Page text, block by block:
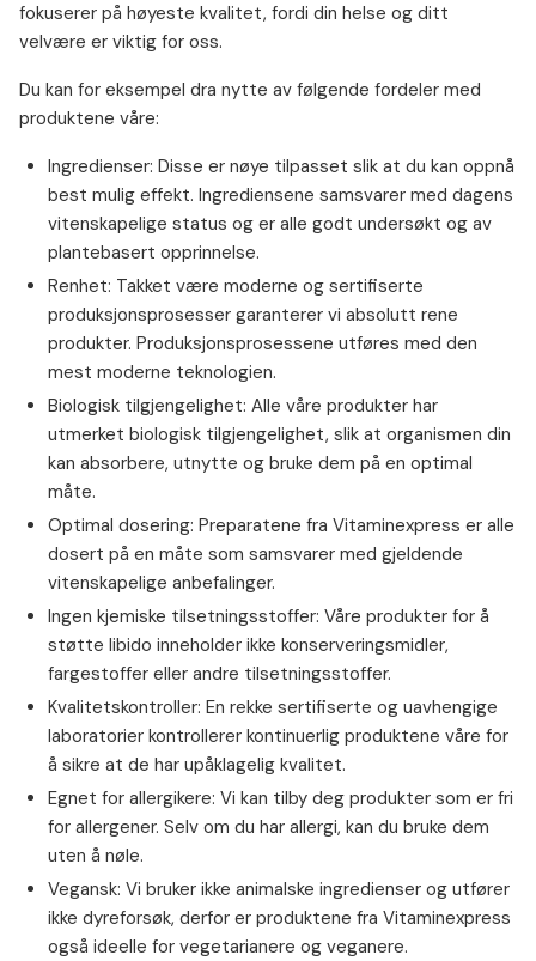
fokuserer på høyeste kvalitet, fordi din helse og ditt
velvære er viktig for oss.
Du kan for eksempel dra nytte av følgende fordeler med
produktene våre:
Ingredienser: Disse er nøye tilpasset slik at du kan oppnå
best mulig effekt. Ingrediensene samsvarer med dagens
vitenskapelige status og er alle godt undersøkt og av
plantebasert opprinnelse.
Renhet: Takket være moderne og sertifiserte
produksjonsprosesser garanterer vi absolutt rene
produkter. Produksjonsprosessene utføres med den
mest moderne teknologien.
Biologisk tilgjengelighet: Alle våre produkter har
utmerket biologisk tilgjengelighet, slik at organismen din
kan absorbere, utnytte og bruke dem på en optimal
måte.
Optimal dosering: Preparatene fra Vitaminexpress er alle
dosert på en måte som samsvarer med gjeldende
vitenskapelige anbefalinger.
Ingen kjemiske tilsetningsstoffer: Våre produkter for å
støtte libido inneholder ikke konserveringsmidler,
fargestoffer eller andre tilsetningsstoffer.
Kvalitetskontroller: En rekke sertifiserte og uavhengige
laboratorier kontrollerer kontinuerlig produktene våre for
å sikre at de har upåklagelig kvalitet.
Egnet for allergikere: Vi kan tilby deg produkter som er fri
for allergener. Selv om du har allergi, kan du bruke dem
uten å nøle.
Vegansk: Vi bruker ikke animalske ingredienser og utfører
ikke dyreforsøk, derfor er produktene fra Vitaminexpress
også ideelle for vegetarianere og veganere.